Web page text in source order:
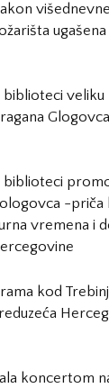
ugašena
biblioteci veliku
Glogovca
biblioteci
-priča
vremena i
kod
koncertom